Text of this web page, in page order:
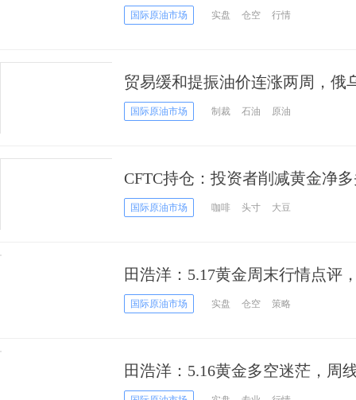
成关键
国际原油市场 实盘 仓空 行情
贸易缓和提振油价连涨两周，俄
果，美油下周能否守住60美元/桶
国际原油市场 制裁 石油 原油
CFTC持仓：投资者削减黄金净
头仓位
国际原油市场 咖啡 头寸 大豆
田浩洋：5.17黄金周末行情点评
国际原油市场 实盘 仓空 策略
田浩洋：5.16黄金多空迷茫，周